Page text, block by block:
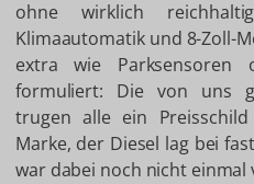
ohne wirklich
Klimaautomatik und 8-Zoll-
extra wie Parksensoren
formuliert: Die von uns
trugen alle ein
Marke, der Diesel lag bei
war dabei noch nicht einmal